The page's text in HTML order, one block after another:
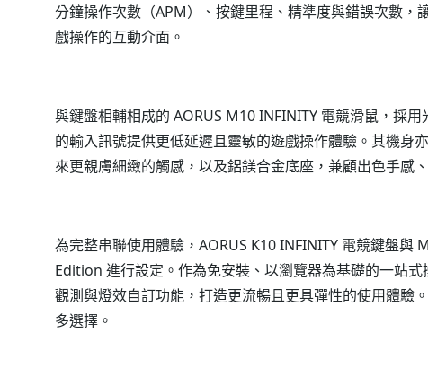
分鐘操作次數（APM）、按鍵里程、精準度與錯誤次數
戲操作的互動介面。
與鍵盤相輔相成的 AORUS M10 INFINITY 電競滑鼠，採
的輸入訊號提供更低延遲且靈敏的遊戲操作體驗。其機身
來更親膚細緻的觸感，以及鋁鎂合金底座，兼顧出色手感
為完整串聯使用體驗，AORUS K10 INFINITY 電競鍵盤與
Edition 進行設定。作為免安裝、以瀏覽器為基礎的一站
觀測與燈效自訂功能，打造更流暢且更具彈性的使用體驗
多選擇。